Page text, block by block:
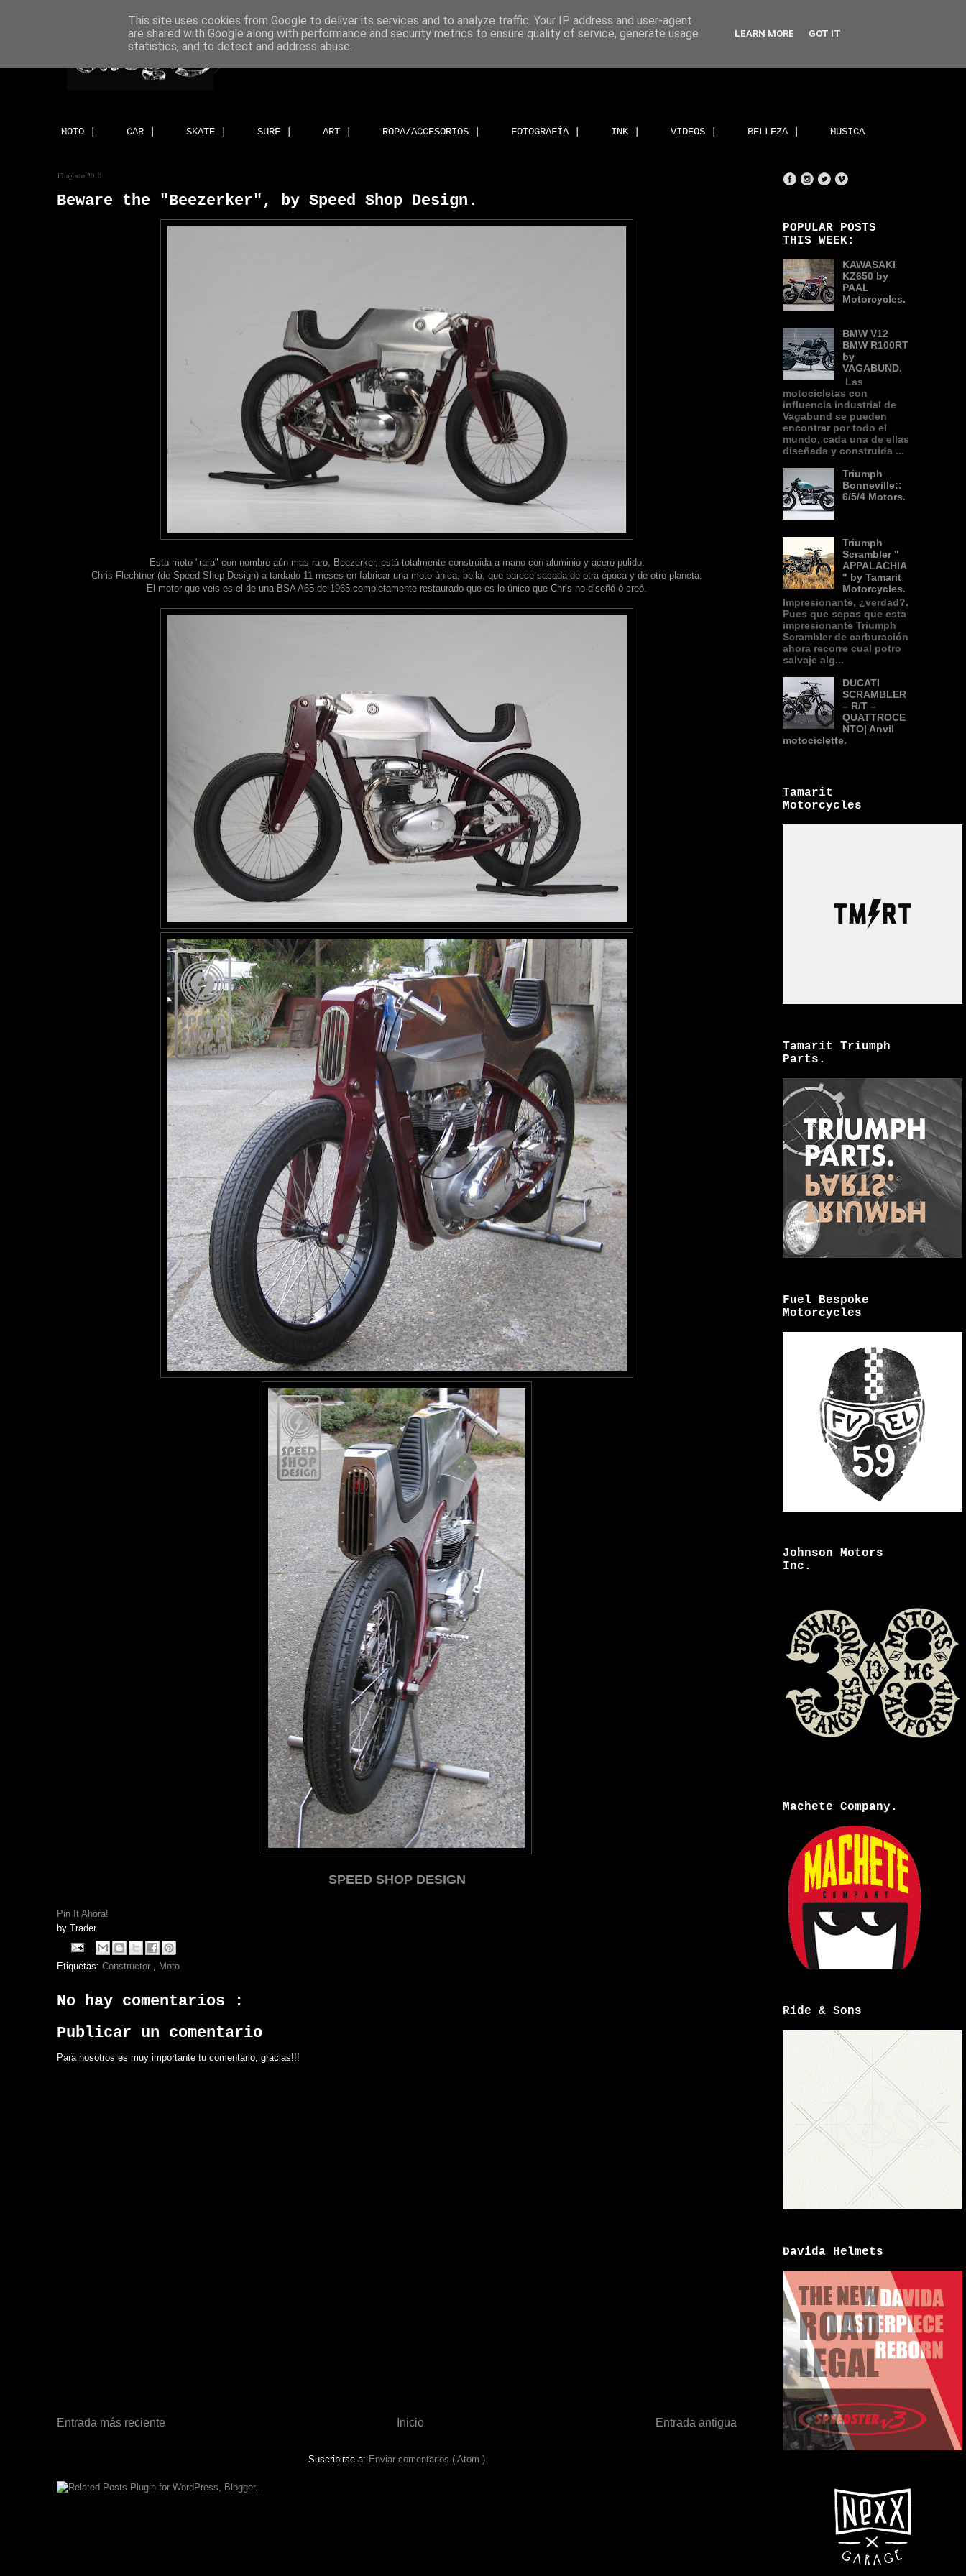
MOTO | CAR | SKATE | SURF | ART | ROPA/ACCESORIOS | FOTOGRAFÍA | INK | VIDEOS | BELLEZA | MUSICA
17 agosto 2010
Beware the "Beezerker", by Speed Shop Design.
Esta moto "rara" con nombre aún mas raro, Beezerker, está totalmente construida a mano con aluminio y acero pulido.
Chris Flechtner (de Speed Shop Design) a tardado 11 meses en fabricar una moto única, bella, que parece sacada de otra época y de otro planeta.
El motor que veis es el de una BSA A65 de 1965 completamente restaurado que es lo único que Chris no diseñó ó creó.
SPEED SHOP DESIGN
Pin It Ahora!
by Trader
Etiquetas: Constructor Moto
No hay comentarios :
Publicar un comentario
Para nosotros es muy importante tu comentario, gracias!!!
Entrada más reciente Entrada antigua
Inicio
Suscribirse a: Enviar comentarios ( Atom )
POPULAR POSTS
THIS WEEK:
KAWASAKI
KZ650 by
PAAL
Motorcycles.
BMW V12
BMW R100RT
by
VAGABUND.
Las
motocicletas con
influencia industrial de
Vagabund se pueden
encontrar por todo el
mundo, cada una de ellas
diseñada y construida ...
Triumph
Bonneville::
6/5/4 Motors.
Triumph
Scrambler "
APPALACHIA
" by Tamarit
Motorcycles.
Impresionante, ¿verdad?.
Pues que sepas que esta
impresionante Triumph
Scrambler de carburación
ahora recorre cual potro
salvaje alg...
DUCATI
SCRAMBLER
– R/T –
QUATTROCE
NTO| Anvil
motociclette.
Tamarit
Motorcycles
Tamarit Triumph
Parts.
Fuel Bespoke
Motorcycles
Johnson Motors
Inc.
Machete Company.
Ride & Sons
Davida Helmets
This site uses cookies from Google to deliver its services and to analyze traffic. Your IP address and user-agent
are shared with Google along with performance and security metrics to ensure quality of service, generate usage
statistics, and to detect and address abuse.
LEARN MORE GOT IT